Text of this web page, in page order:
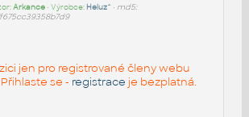
Arkance• Výrobce: Heluz^ • md5:
jen pro registrované členy webu
se - registrace je bezplatná.